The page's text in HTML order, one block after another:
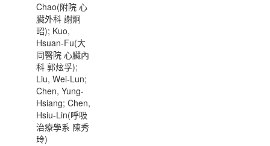
Chao(附院 心
臟外科 謝炯
昭); Kuo,
Hsuan-Fu(大
同醫院 心臟內
科 郭炫孚);
Liu, Wei-Lun;
Chen, Yung-
Hsiang; Chen,
Hsiu-Lin(呼吸
治療學系 陳秀
玲)